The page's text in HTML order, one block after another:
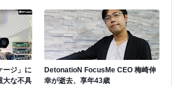
ージ」に
大な不具
DetonatioN FocusMe CEO 梅崎伸
幸が逝去、享年43歳